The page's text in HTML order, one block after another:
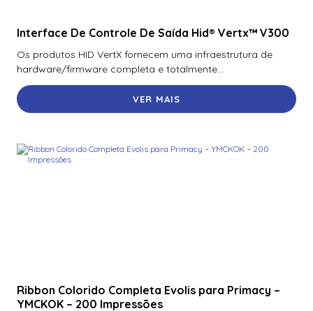
Interface De Controle De Saída Hid® Vertx™ V300
Os produtos HID VertX fornecem uma infraestrutura de
hardware/firmware completa e totalmente...
VER MAIS
Ribbon Colorido Completa Evolis para Primacy –
YMCKOK – 200 Impressões